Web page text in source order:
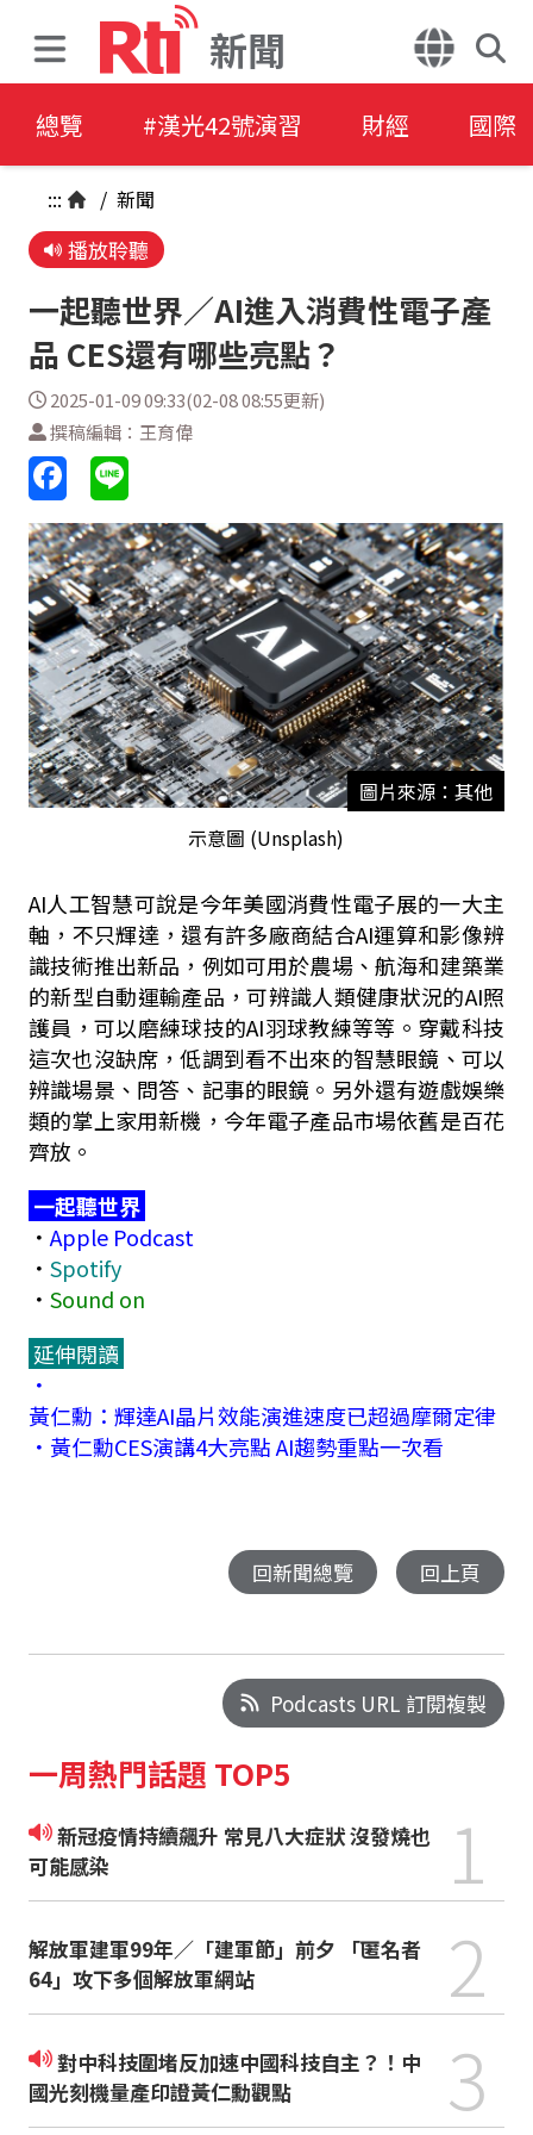
新聞
總覽 #漢光42號演習 財經 國際
::: / 新聞
播放聆聽
一起聽世界／AI進入消費性電子產
品 CES還有哪些亮點？
2025-01-09 09:33(02-08 08:55更新)
撰稿編輯：王育偉
圖片來源：其他
示意圖 (Unsplash)
AI人工智慧可說是今年美國消費性電子展的一大主
軸，不只輝達，還有許多廠商結合AI運算和影像辨
識技術推出新品，例如可用於農場、航海和建築業
的新型自動運輸產品，可辨識人類健康狀況的AI照
護員，可以磨練球技的AI羽球教練等等。穿戴科技
這次也沒缺席，低調到看不出來的智慧眼鏡、可以
辨識場景、問答、記事的眼鏡。另外還有遊戲娛樂
類的掌上家用新機，今年電子產品市場依舊是百花
齊放。
一起聽世界
． Apple Podcast
． Spotify
． Sound on
延伸閱讀
．
黃仁勳：輝達AI晶片效能演進速度已超過摩爾定律
． 黃仁勳CES演講4大亮點 AI趨勢重點一次看
回新聞總覽 回上頁
Podcasts URL 訂閱複製
一周熱門話題 TOP5
新冠疫情持續飆升 常見八大症狀 沒發燒也
可能感染
1
解放軍建軍99年／「建軍節」前夕 「匿名者
64」攻下多個解放軍網站
2
對中科技圍堵反加速中國科技自主？！中
國光刻機量產印證黃仁勳觀點
3